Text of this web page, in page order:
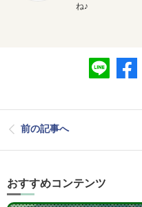
ね♪
前の記事へ
おすすめコンテンツ